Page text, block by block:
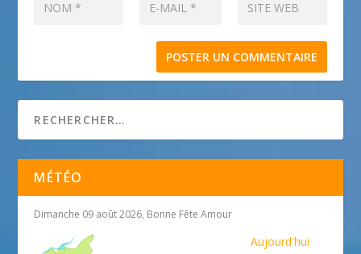
MÉTÉO
Dimanche 09 août 2026, Bonne Fête Amour
Aujourd'hui